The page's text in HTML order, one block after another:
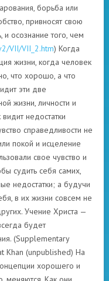
борьба или
привносят свою
и осознание того, чем
VII/VII_2.htm) Когда
жизни, когда человек
что хорошо, а что
эти две
жизни, личности и
недостатки
справедливости не
покой и исцеление
свое чувство и
судить себя самих,
недостатки; а будучи
в их жизни совсем не
Учение Христа —
будет
(Supplementary
Khan (unpublished) На
хорошего и